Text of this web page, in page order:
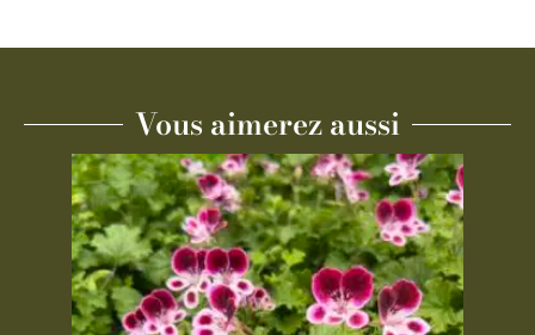
Vous aimerez aussi